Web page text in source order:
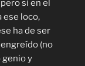
si en el
ese loco,
ha de ser
(no
genio y